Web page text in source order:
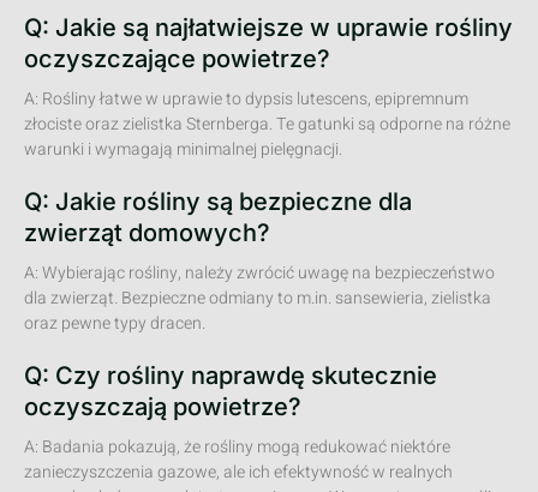
Q: Jakie są najłatwiejsze w uprawie rośliny
oczyszczające powietrze?
A: Rośliny łatwe w uprawie to dypsis lutescens, epipremnum
złociste oraz zielistka Sternberga. Te gatunki są odporne na różne
warunki i wymagają minimalnej pielęgnacji.
Q: Jakie rośliny są bezpieczne dla
zwierząt domowych?
A: Wybierając rośliny, należy zwrócić uwagę na bezpieczeństwo
dla zwierząt. Bezpieczne odmiany to m.in. sansewieria, zielistka
oraz pewne typy dracen.
Q: Czy rośliny naprawdę skutecznie
oczyszczają powietrze?
A: Badania pokazują, że rośliny mogą redukować niektóre
zanieczyszczenia gazowe, ale ich efektywność w realnych